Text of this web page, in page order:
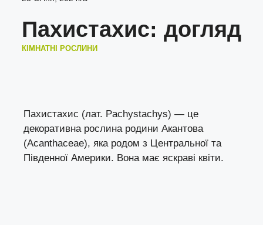
Пахистахис: догляд
КІМНАТНІ РОСЛИНИ
Пахистахис (лат. Pachystachys) — це
декоративна рослина родини Акантова
(Acanthaceae), яка родом з Центральної та
Південної Америки. Вона має яскраві квіти.